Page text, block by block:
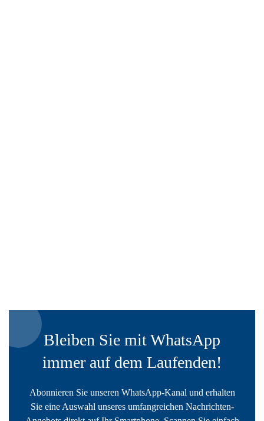
Bleiben Sie mit WhatsApp
immer auf dem Laufenden!
Abonnieren Sie unseren WhatsApp-Kanal und erhalten
Sie eine Auswahl unseres umfangreichen Nachrichten-